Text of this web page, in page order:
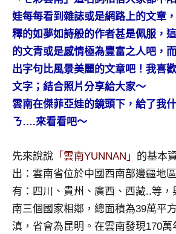
遊
書
作
者、
各
表
會
活
動
持、
學
校
娃每每看到雜誌或是網路上的文章
釋的如夢如詩般的作者甚是佩服，
的文青或是感情極為豐富之人吧，
出字句比風景美麗的文章吧！我喜
文字；結合照片分享給大家～
雲南在傑菲亞娃的鏡頭下，給了我
ㄋ….來看看吧～
先來說說 「雲南YUNNAN」 的基本
出：雲南省位於中國西南部邊疆地
有：四川、貴州、廣西、西藏..等
南三個國家相鄰，總面積為39萬平
滇，省會為昆明。在雲南發現170